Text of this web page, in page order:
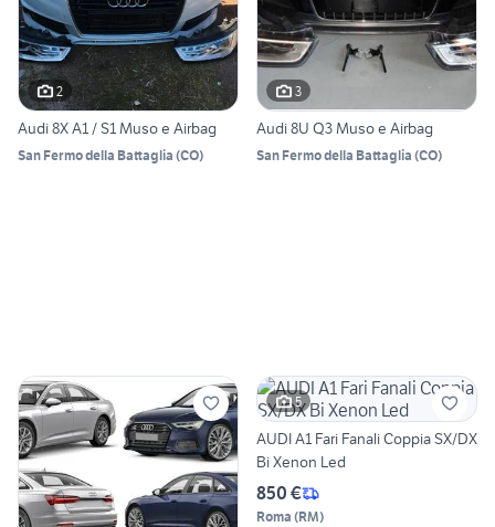
2
Audi 8X A1 / S1 Muso e Airbag
San Fermo della Battaglia (CO)
3
Audi 8U Q3 Muso e Airbag
San Fermo della Battaglia (CO)
5
AUDI A1 Fari Fanali Coppia SX/DX
Bi Xenon Led
850 €
Roma (RM)